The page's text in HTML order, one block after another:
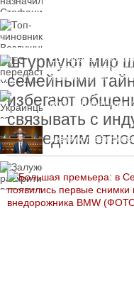
1 млрд гривен
ЕС передаст
средства от доходов
замороженных
России
Украинцы за
могут потерять
Корецкий
ревизию госбюджета
раскритиковал
вступление Украины в
НАТО и предлагает
другие варианты
штурмуют мир
семейными
избегают
связывать с
последним